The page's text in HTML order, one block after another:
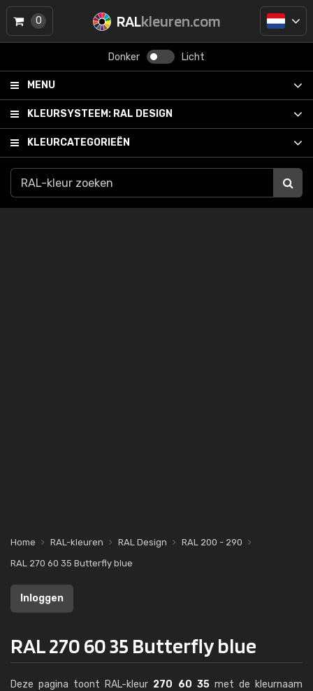
RALkleuren.com
Donker Licht
MENU
KLEURSYSTEEM: RAL DESIGN
KLEURCATEGORIEËN
0
Home RAL-kleuren RAL Design
RAL 200 - 290
RAL 270 60 35 Butterfly blue
Inloggen
RAL 270 60 35 Butterfly blue
Deze pagina toont RAL-kleur 270 60 35met de kleurnaam